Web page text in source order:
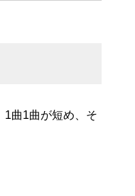
1曲1曲が短め、そ